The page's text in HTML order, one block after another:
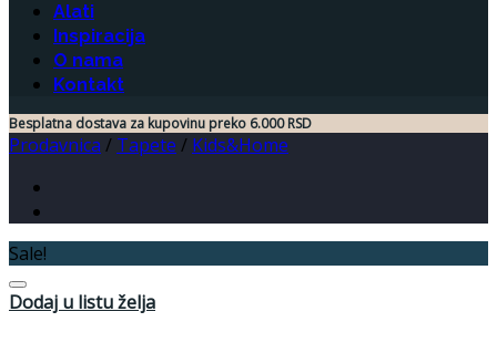
Alati
Inspiracija
O nama
Kontakt
Besplatna dostava za kupovinu preko 6.000 RSD
Prodavnica / Tapete / Kids&Home
Sale!
Dodaj u listu želja